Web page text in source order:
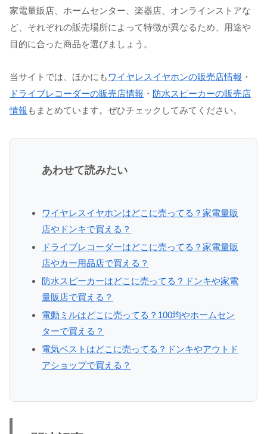
家電量販店、ホームセンター、楽器店、オンラインストアな
ど、それぞれの販売場所によって特徴が異なるため、用途や
目的に合った商品を選びましょう。
当サイトでは、ほかにも ワイヤレスイヤホンの販売店情報 ・
ドライブレコーダーの販売店情報 ・ 防水スピーカーの販売店
情報 もまとめています。ぜひチェックしてみてください。
あわせて読みたい
ワイヤレスイヤホンはどこに売ってる？家電量販
店やドンキで買える？
ドライブレコーダーはどこに売ってる？家電量販
店やカー用品店で買える？
防水スピーカーはどこに売ってる？ドンキや家電
量販店で買える？
電動ミルはどこに売ってる？100均やホームセン
ターで買える？
電気ベストはどこに売ってる？ドンキやアウトド
アショップで買える？